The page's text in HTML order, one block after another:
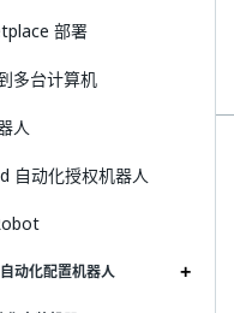
部署
多台计算机
人
自动化授权机器人
动化配置机器人